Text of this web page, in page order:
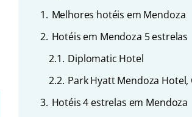
1. Melhores hotéis em Mendoza
2. Hotéis em Mendoza 5 estrelas
2.1. Diplomatic Hotel
2.2. Park Hyatt Mendoza Hotel,
3. Hotéis 4 estrelas em Mendoza